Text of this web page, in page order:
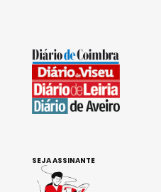
SEJA ASSINANTE